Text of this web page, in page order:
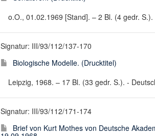
o.O., 01.02.1969 [Stand]. – 2 Bl. (4 gedr.
Signatur: III/93/112/137-170
Biologische Modelle. (Drucktitel)
Leipzig, 1968. – 17 Bl. (33 gedr. S.). -
Signatur: III/93/112/171-174
Brief von Kurt Mothes von Deutsche